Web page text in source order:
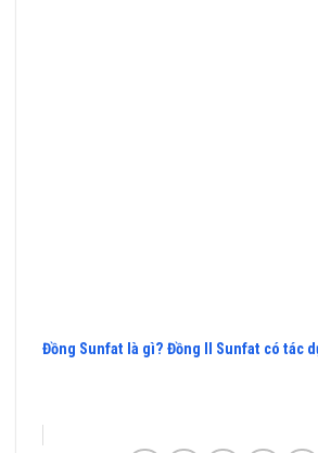
Đồng Sunfat là gì? Đồng II Sunfat có tác